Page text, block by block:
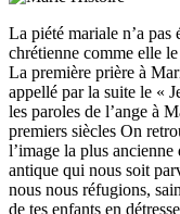
La piété mariale n’a pas
chrétienne comme elle
La première prière à
appellé par la suite le «
les paroles de l’ange à
premiers siècles On
l’image la plus
antique qui nous soit
nous nous réfugions,
de tes enfants en